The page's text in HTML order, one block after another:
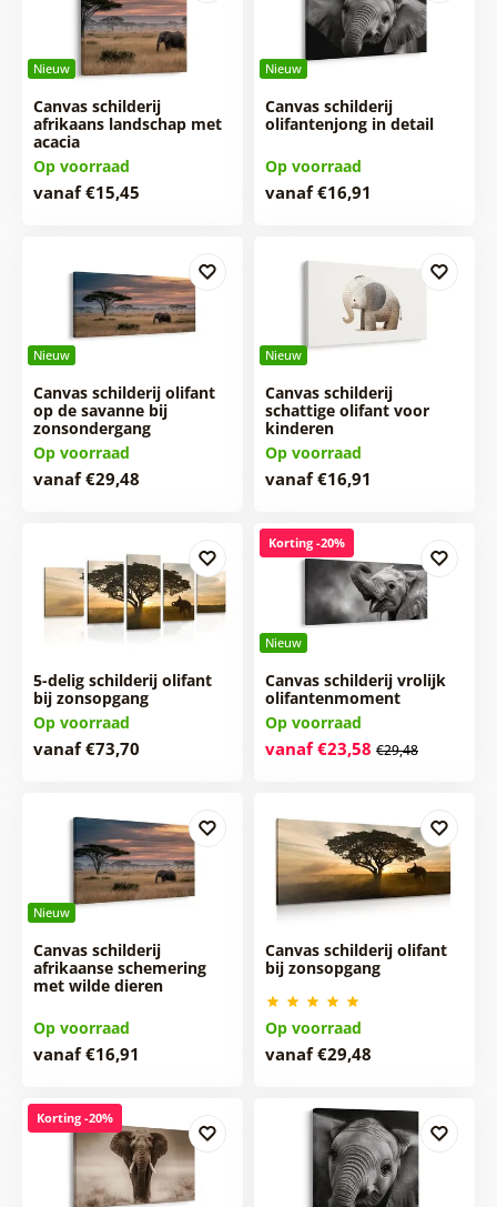
Nieuw
Canvas schilderij
afrikaans landschap met
acacia
Op voorraad
vanaf €15,45
Nieuw
Canvas schilderij
olifantenjong in detail
Op voorraad
vanaf €16,91
Nieuw
Canvas schilderij olifant
op de savanne bij
zonsondergang
Op voorraad
vanaf €29,48
Nieuw
Canvas schilderij
schattige olifant voor
kinderen
Op voorraad
vanaf €16,91
5-delig schilderij olifant
bij zonsopgang
Op voorraad
vanaf €73,70
Nieuw
Korting -20%
Canvas schilderij vrolijk
olifantenmoment
Op voorraad
vanaf €23,58 €29,48
Nieuw
Canvas schilderij
afrikaanse schemering
met wilde dieren
Op voorraad
vanaf €16,91
Canvas schilderij olifant
bij zonsopgang
Op voorraad
vanaf €29,48
Korting -20%